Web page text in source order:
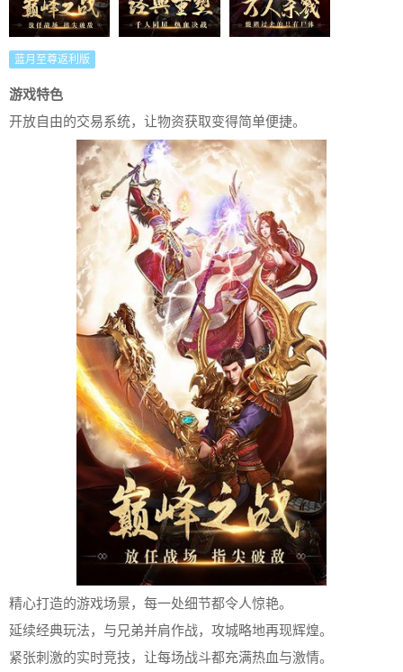
蓝月至尊返利版
游戏特色
开放自由的交易系统，让物资获取变得简单便捷。
精心打造的游戏场景，每一处细节都令人惊艳。
延续经典玩法，与兄弟并肩作战，攻城略地再现辉煌。
紧张刺激的实时竞技，让每场战斗都充满热血与激情。